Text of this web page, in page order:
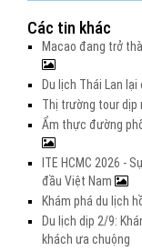
Các tin khác
Macao đang trở
Du lịch Thái Lan
Thị trường tour dịp
Ẩm thực đường
ITE HCMC 2026 -
đầu Việt Nam
Khám phá du lịch
Du lịch dịp 2/9:
khách ưa chuộng